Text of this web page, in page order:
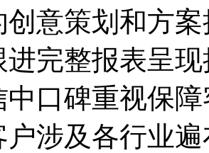
意策划和方案
完整报表呈现
口碑重视保障
涉及各行业遍